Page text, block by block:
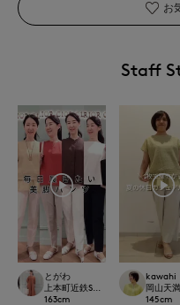
お
Staff
とがわ
上本町近鉄SUPERIORCLOSET
163cm
kawahi
岡山天
145cm